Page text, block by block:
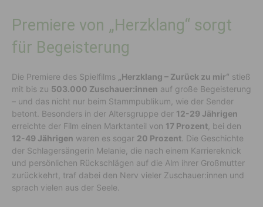
Premiere von „Herzklang“ sorgt
für Begeisterung
Die Premiere des Spielfilms „Herzklang – Zurück zu mir“ stieß
mit bis zu 503.000 Zuschauer:innen auf große Begeisterung
– und das nicht nur beim Stammpublikum, wie der Sender
betont. Besonders in der Altersgruppe der 12-29 Jährigen
erreichte der Film einen Marktanteil von 17 Prozent , bei den
12-49 Jährigen waren es sogar 20 Prozent . Die Geschichte
der Schlagersängerin Melanie, die nach einem Karriereknick
und persönlichen Rückschlägen auf die Alm ihrer Großmutter
zurückkehrt, traf dabei den Nerv vieler Zuschauer:innen und
sprach vielen aus der Seele.